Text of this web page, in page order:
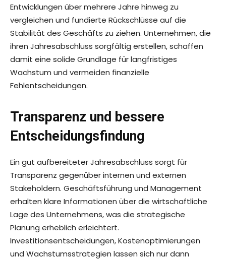
Entwicklungen über mehrere Jahre hinweg zu
vergleichen und fundierte Rückschlüsse auf die
Stabilität des Geschäfts zu ziehen. Unternehmen, die
ihren Jahresabschluss sorgfältig erstellen, schaffen
damit eine solide Grundlage für langfristiges
Wachstum und vermeiden finanzielle
Fehlentscheidungen.
Transparenz und bessere
Entscheidungsfindung
Ein gut aufbereiteter Jahresabschluss sorgt für
Transparenz gegenüber internen und externen
Stakeholdern. Geschäftsführung und Management
erhalten klare Informationen über die wirtschaftliche
Lage des Unternehmens, was die strategische
Planung erheblich erleichtert.
Investitionsentscheidungen, Kostenoptimierungen
und Wachstumsstrategien lassen sich nur dann